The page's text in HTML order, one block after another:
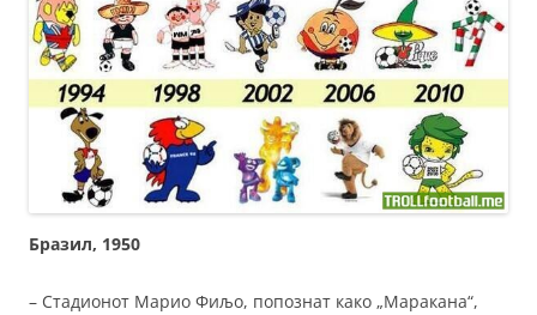
Бразил, 1950
– Стадионот Марио Фиљо, попознат како „Маракана“,